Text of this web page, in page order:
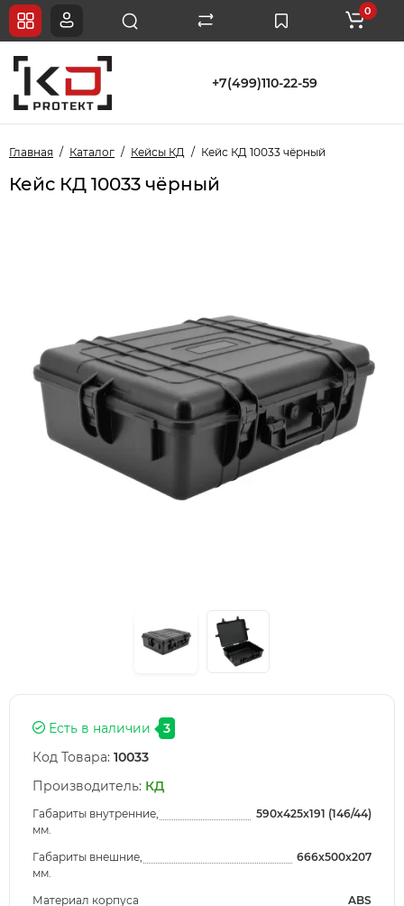
+7(499)110-22-59
0
Главная Каталог Кейсы КД Кейс КД 10033 чёрный
Кейс КД 10033 чёрный
Есть в наличии
3
Код Товара: 10033
Производитель: КД
Габариты внутренние,
мм.
590x425x191 (146/44)
Габариты внешние,
мм.
666x500x207
Материал корпуса
ABS